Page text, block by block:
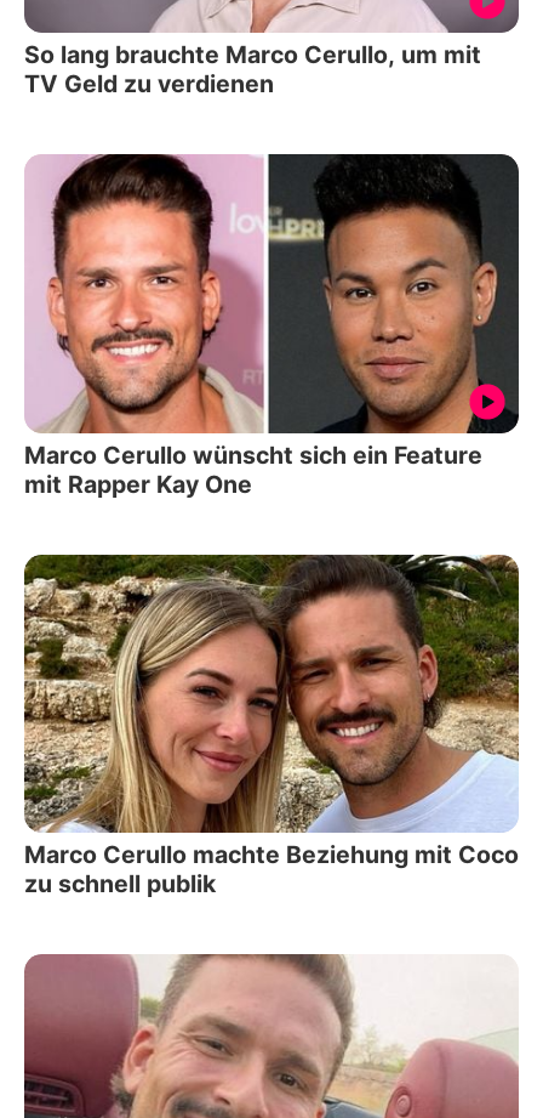
So lang brauchte Marco Cerullo, um mit
TV Geld zu verdienen
Marco Cerullo wünscht sich ein Feature
mit Rapper Kay One
Marco Cerullo machte Beziehung mit Coco
zu schnell publik